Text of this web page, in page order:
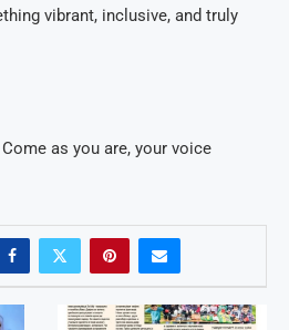
vibrant, inclusive, and truly
as you are, your voice